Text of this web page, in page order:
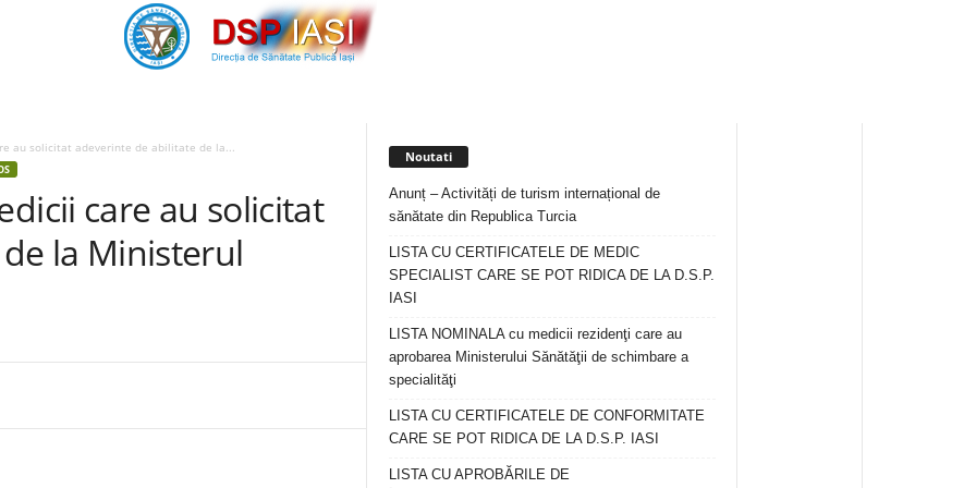
au solicitat adeverinte de abilitate de la...
care au solicitat
la Ministerul
Noutati
Anunț – Activități de turism internațional de
sănătate din Republica Turcia
LISTA CU CERTIFICATELE DE MEDIC
SPECIALIST CARE SE POT RIDICA DE LA D.S.P.
IASI
LISTA NOMINALA cu medicii rezidenţi care au
aprobarea Ministerului Sănătăţii de schimbare a
specialităţi
LISTA CU CERTIFICATELE DE CONFORMITATE
CARE SE POT RIDICA DE LA D.S.P. IASI
LISTA CU APROBĂRILE DE